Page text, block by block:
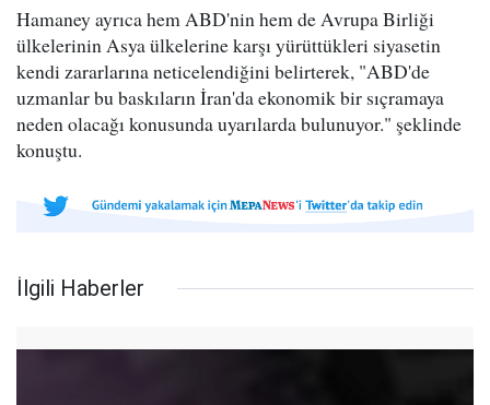
Hamaney ayrıca hem ABD'nin hem de Avrupa Birliği
ülkelerinin Asya ülkelerine karşı yürüttükleri siyasetin
kendi zararlarına neticelendiğini belirterek, "ABD'de
uzmanlar bu baskıların İran'da ekonomik bir sıçramaya
neden olacağı konusunda uyarılarda bulunuyor." şeklinde
konuştu.
İlgili Haberler